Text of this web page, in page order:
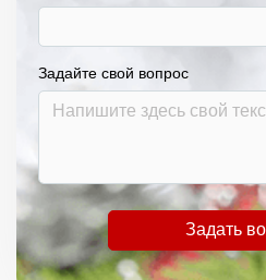
Задайте свой вопрос
Задать